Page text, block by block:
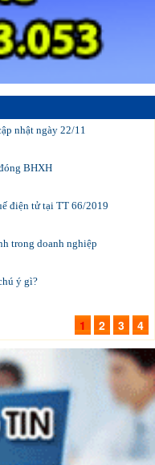
nhật ngày 22/11
BHXH
điện tử tại TT 66/2019
trong doanh nghiệp
ý gì?
1 2 3 4